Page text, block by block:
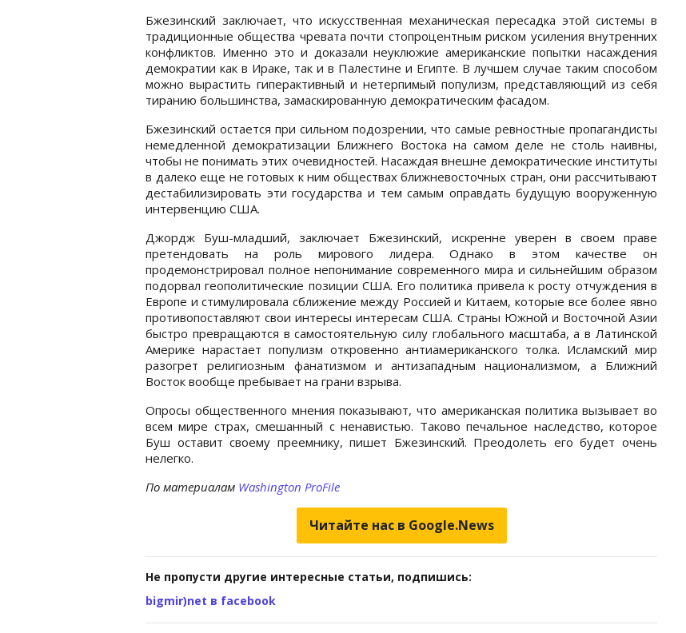
Бжезинский заключает, что искусственная механическая пересадка этой системы в
традиционные общества чревата почти стопроцентным риском усиления внутренних
конфликтов. Именно это и доказали неуклюжие американские попытки насаждения
демократии как в Ираке, так и в Палестине и Египте. В лучшем случае таким способом
можно вырастить гиперактивный и нетерпимый популизм, представляющий из себя
тиранию большинства, замаскированную демократическим фасадом.
Бжезинский остается при сильном подозрении, что самые ревностные пропагандисты
немедленной демократизации Ближнего Востока на самом деле не столь наивны,
чтобы не понимать этих очевидностей. Насаждая внешне демократические институты
в далеко еще не готовых к ним обществах ближневосточных стран, они рассчитывают
дестабилизировать эти государства и тем самым оправдать будущую вооруженную
интервенцию США.
Джордж Буш-младший, заключает Бжезинский, искренне уверен в своем праве
претендовать на роль мирового лидера. Однако в этом качестве он
продемонстрировал полное непонимание современного мира и сильнейшим образом
подорвал геополитические позиции США. Его политика привела к росту отчуждения в
Европе и стимулировала сближение между Россией и Китаем, которые все более явно
противопоставляют свои интересы интересам США. Страны Южной и Восточной Азии
быстро превращаются в самостоятельную силу глобального масштаба, а в Латинской
Америке нарастает популизм откровенно антиамериканского толка. Исламский мир
разогрет религиозным фанатизмом и антизападным национализмом, а Ближний
Восток вообще пребывает на грани взрыва.
Опросы общественного мнения показывают, что американская политика вызывает во
всем мире страх, смешанный с ненавистью. Таково печальное наследство, которое
Буш оставит своему преемнику, пишет Бжезинский. Преодолеть его будет очень
нелегко.
По материалам Washington ProFile
Читайте нас в Google.News
Не пропусти другие интересные статьи, подпишись:
bigmir)net в facebook